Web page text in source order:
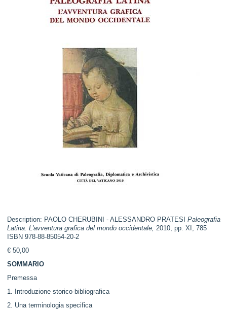
Description: PAOLO CHERUBINI - ALESSANDRO PRATESIPaleografia
Latina. L'avventura grafica del mondo occidentale, 2010, pp. XI, 785
ISBN 978-88-85054-20-2
€ 50,00
SOMMARIO
Premessa
1. Introduzione storico-bibliografica
2. Una terminologia specifica